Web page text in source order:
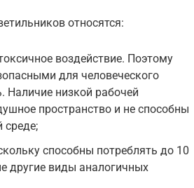
относятся:
воздействие. Поэтому
для человеческого
Наличие низкой рабочей
пространство и не способны
среде;
способны потреблять до 10
другие виды аналогичных